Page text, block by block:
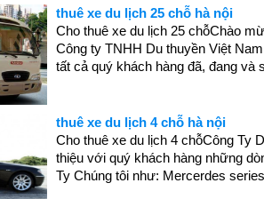
thuê xe du lịch 25 chỗ hà nội
Cho thuê xe du lịch 25 chỗChào
Công ty TNHH Du thuyền Việt
tất cả quý khách hàng đã, đang và
thuê xe du lịch 4 chỗ hà nội
Cho thuê xe du lịch 4 chỗCông Ty
thiệu với quý khách hàng những
Ty Chúng tôi như: Mercerdes